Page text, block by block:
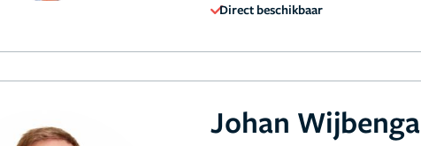
Direct beschikbaar
Johan Wijbenga